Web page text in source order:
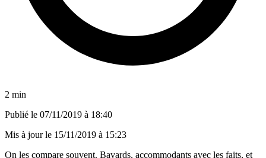
2 min
Publié le 07/11/2019 à 18:40
Mis à jour le 15/11/2019 à 15:23
On les compare souvent. Bavards, accommodants avec les faits, et